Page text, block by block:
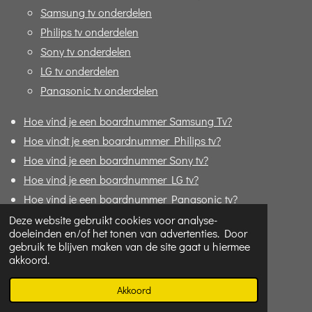
Deze website gebruikt cookies voor analyse-
doeleinden en/of het tonen van advertenties. Door
gebruik te blijven maken van de site gaat u hiermee
akkoord.
Akkoord
Samsung tv onderdelen
Philips tv onderdelen
Sony tv onderdelen
LG tv onderdelen
Panasonic tv onderdelen
Hoe vind je een boardnummer Samsung Tv?
Hoe vindt je een boardnummer Philips tv?
Hoe vind je een boardnummer Sony tv?
Hoe vind je een boardnummer LG tv?
Hoe vind je een boardnummer Panasonic tv?
Sony Bravia geen standby ? | Foutcodes
Formulier "Bijbestellen"
© 2020 - 2026 Replace4u - De TV specialist online!